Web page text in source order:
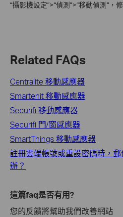
“攝影機設定”>“偵測”>“移動偵測”，
Related FAQs
Centralite 移動感應器
Smartenit 移動感應器
Securifi 移動感應器
Securifi 門/窗感應器
SmartThings 移動感應器
註冊雲端帳號或重設密碼時，
辦？
這篇faq是否有用?
您的反饋將幫助我們改善網站